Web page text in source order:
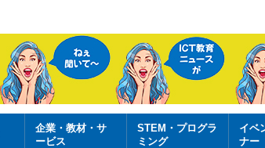
企業・教材・サ
ービス
STEM・プログラ
ミング
イベ
ナー